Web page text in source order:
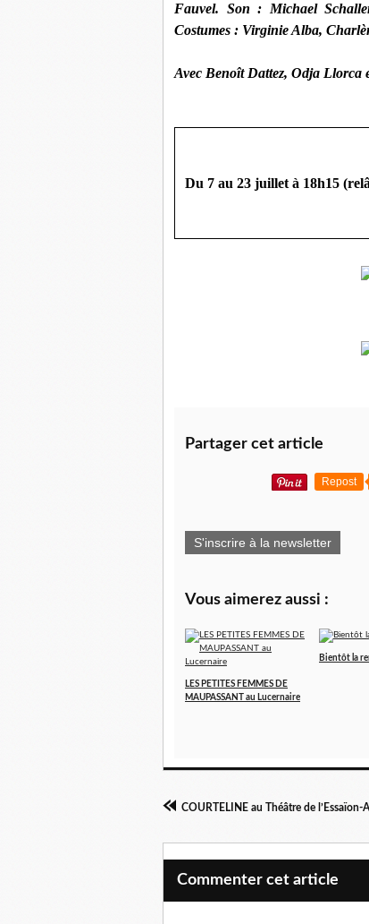
Fauvel. Son : Michael
Costumes : Virginie Alba,
Avec Benoît Dattez, Odja Llorca
Du 7 au 23 juillet à 18h15
Partager cet article
Repost
S'inscrire à la newsletter
Vous aimerez aussi :
LES PETITES FEMMES DE
MAUPASSANT au Lucernaire
Bientôt la
COURTELINE au Théâtre de l’Essaïon-
Commenter cet article